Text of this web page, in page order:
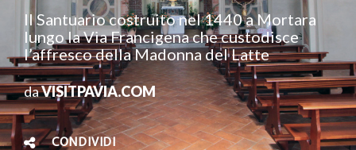
Il Santuario costruito nel 1440 a Mortara
lungo la Via Francigena che custodisce
l’affresco della Madonna del Latte
daVISITPAVIA.COM
CONDIVIDI